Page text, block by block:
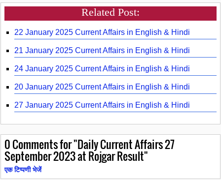
Related Post:
22 January 2025 Current Affairs in English & Hindi
21 January 2025 Current Affairs in English & Hindi
24 January 2025 Current Affairs in English & Hindi
20 January 2025 Current Affairs in English & Hindi
27 January 2025 Current Affairs in English & Hindi
0Comments for "Daily Current Affairs 27
September 2023 at Rojgar Result"
एक टिप्पणी भेजें